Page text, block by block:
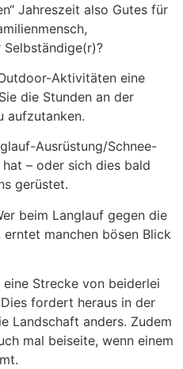
Jahreszeit also Gutes für
Selbständige(r)?
Aktivitäten eine
die Stunden an der
aufzutanken.
Ausrüstung/Schnee-
– oder sich dies bald
gerüstet.
beim Langlauf gegen die
manchen bösen Blick
Strecke von beiderlei
fordert heraus in der
Landschaft anders. Zudem
mal beiseite, wenn einem